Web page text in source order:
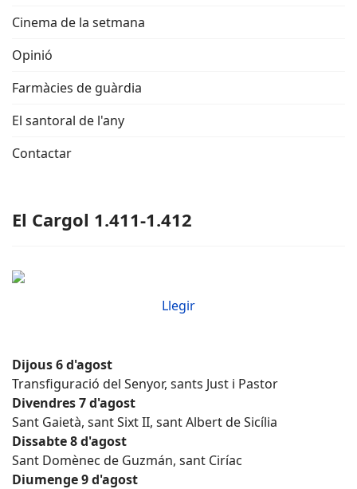
Cinema de la setmana
Opinió
Farmàcies de guàrdia
El santoral de l'any
Contactar
El Cargol 1.411-1.412
Llegir
Dijous 6 d'agost
Transfiguració del Senyor, sants Just i Pastor
Divendres 7 d'agost
Sant Gaietà, sant Sixt II, sant Albert de Sicília
Dissabte 8 d'agost
Sant Domènec de Guzmán, sant Ciríac
Diumenge 9 d'agost